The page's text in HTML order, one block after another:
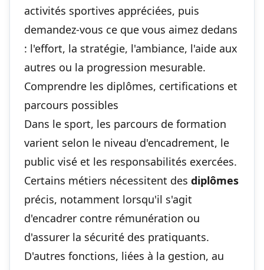
activités sportives appréciées, puis
demandez-vous ce que vous aimez dedans
: l'effort, la stratégie, l'ambiance, l'aide aux
autres ou la progression mesurable.
Comprendre les diplômes, certifications et
parcours possibles
Dans le sport, les parcours de formation
varient selon le niveau d'encadrement, le
public visé et les responsabilités exercées.
Certains métiers nécessitent des diplômes
précis, notamment lorsqu'il s'agit
d'encadrer contre rémunération ou
d'assurer la sécurité des pratiquants.
D'autres fonctions, liées à la gestion, au